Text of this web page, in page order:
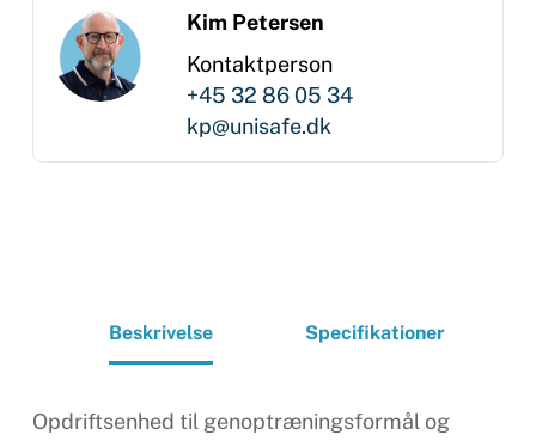
Kim Petersen
Kontaktperson
+45 32 86 05 34
kp@unisafe.dk
Beskrivelse Specifikationer
Opdriftsenhed til genoptræningsformål og